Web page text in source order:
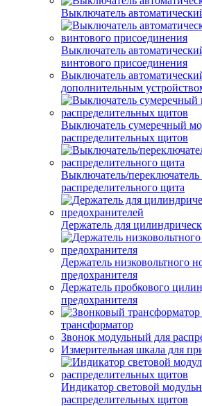
Выключатель
Выключатель
винтового присоединения
Выключатель
дополнительным
Выключатель сумеречный
распределительных щитов
Выключатель/
распределительного щита
Держатель для
Держатель низковольтного
предохранителя
Держатель пробкового
предохранителя
трансформатор
Звонок модульный для
Измерительная шкала для
Индикатор световой
распределительных щитов